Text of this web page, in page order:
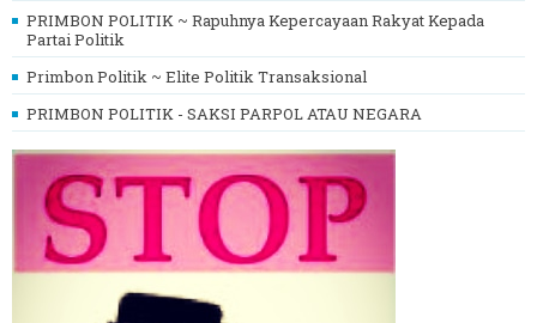
PRIMBON POLITIK ~ Rapuhnya Kepercayaan Rakyat Kepada
Partai Politik
Primbon Politik ~ Elite Politik Transaksional
PRIMBON POLITIK - SAKSI PARPOL ATAU NEGARA